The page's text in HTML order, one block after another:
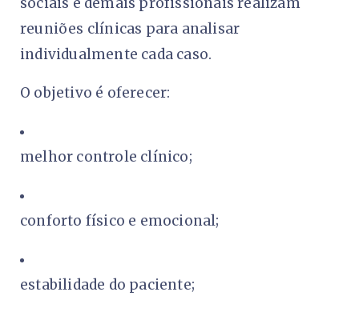
reuniões clínicas para analisar
individualmente cada caso.
O objetivo é oferecer:
melhor controle clínico;
conforto físico e emocional;
estabilidade do paciente;